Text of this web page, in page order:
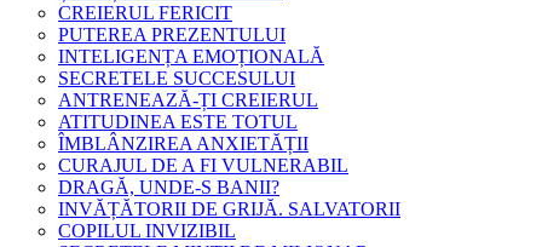
CREIERUL FERICIT
PUTEREA PREZENTULUI
INTELIGENȚA EMOȚIONALĂ
SECRETELE SUCCESULUI
ANTRENEAZĂ-ȚI CREIERUL
ATITUDINEA ESTE TOTUL
ÎMBLÂNZIREA ANXIETĂȚII
CURAJUL DE A FI VULNERABIL
DRAGĂ, UNDE-S BANII?
INVĂȚĂTORII DE GRIJĂ. SALVATORII
COPILUL INVIZIBIL